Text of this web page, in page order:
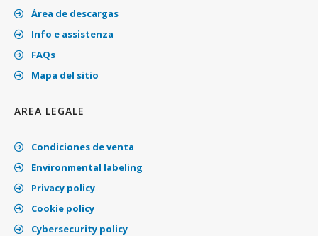
Área de descargas
Info e assistenza
FAQs
Mapa del sitio
AREA LEGALE
Condiciones de venta
Environmental labeling
Privacy policy
Cookie policy
Cybersecurity policy